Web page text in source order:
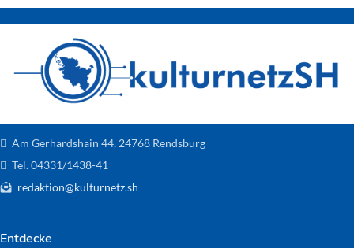
Am Gerhardshain 44, 24768 Rendsburg
Tel. 04331/1438-41
redaktion@kulturnetz.sh
Entdecke